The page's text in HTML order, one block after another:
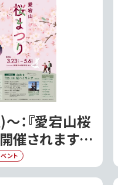
：『愛宕山桜
開催されます!!
ント